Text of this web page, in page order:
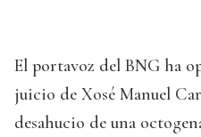
El portavoz del BNG ha
juicio de Xosé Manuel
desahucio de una